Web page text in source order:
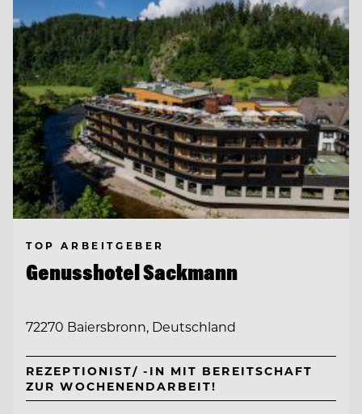
TOP ARBEITGEBER
Genusshotel Sackmann
72270 Baiersbronn, Deutschland
REZEPTIONIST/ -IN MIT BEREITSCHAFT
ZUR WOCHENENDARBEIT!